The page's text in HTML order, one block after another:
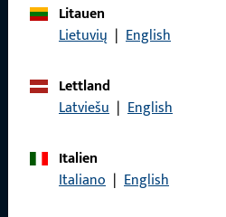
Litauen
Lietuvių | English
Lettland
Latviešu | English
Italien
Italiano | English
Referenzen